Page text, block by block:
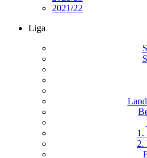
2021/22
Liga
1.
2.